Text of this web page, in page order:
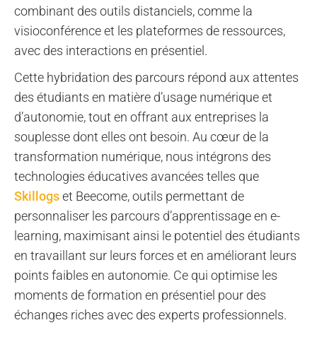
combinant des outils distanciels, comme la
visioconférence et les plateformes de ressources,
avec des interactions en présentiel.
Cette hybridation des parcours répond aux attentes
des étudiants en matière d’usage numérique et
d’autonomie, tout en offrant aux entreprises la
souplesse dont elles ont besoin. Au cœur de la
transformation numérique, nous intégrons des
technologies éducatives avancées telles que
Skillogset Beecome, outils permettant de
personnaliser les parcours d’apprentissage en e-
learning, maximisant ainsi le potentiel des étudiants
en travaillant sur leurs forces et en améliorant leurs
points faibles en autonomie. Ce qui optimise les
moments de formation en présentiel pour des
échanges riches avec des experts professionnels.